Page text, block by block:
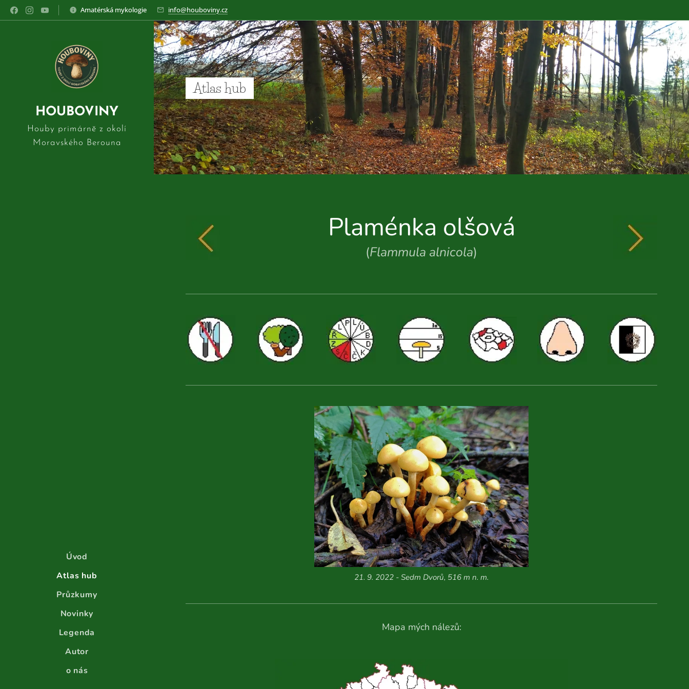
Amatérská mykologie info@houboviny.cz
HOUBOVINY
Houby primárně z okolí
Moravského Berouna
Úvod
Atlas hub
Průzkumy
Novinky
Legenda
Autor
o nás
Atlas hub
Plaménka olšová
(Flammula alnicola)
21. 9. 2022 - Sedm Dvorů, 516 m n. m.
Mapa mých nálezů: